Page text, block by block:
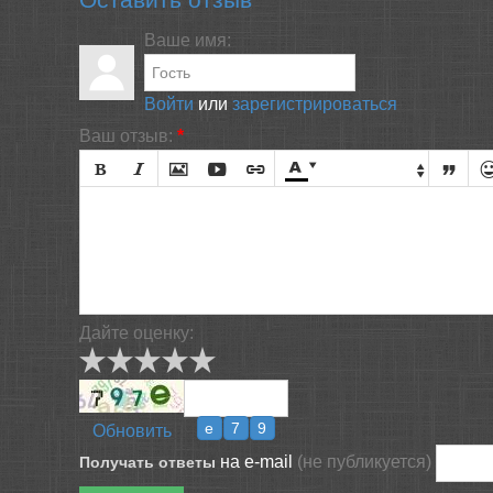
Ваше имя:
Войти или зарегистрироваться
Ваш отзыв: *
        
Дайте оценку:
Обновить
Получать ответы на e-mail (не публикуется)